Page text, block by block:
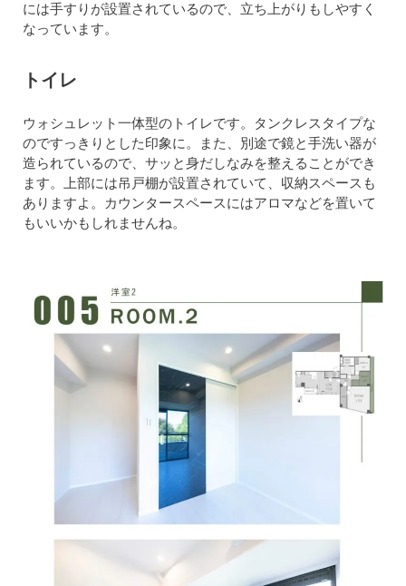
には手すりが設置されているので、立ち上がりもしやすく
なっています。
トイレ
ウォシュレット一体型のトイレです。タンクレスタイプな
のですっきりとした印象に。また、別途で鏡と手洗い器が
造られているので、サッと身だしなみを整えることができ
ます。上部には吊戸棚が設置されていて、収納スペースも
ありますよ。カウンタースペースにはアロマなどを置いて
もいいかもしれませんね。